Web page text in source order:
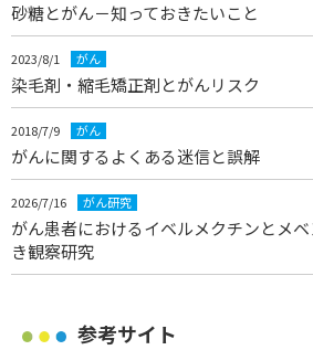
砂糖とがん－知っておきたいこと
2023/8/1 がん
染毛剤・縮毛矯正剤とがんリスク
2018/7/9 がん
がんに関するよくある迷信と誤解
2026/7/16 がん研究
がん患者におけるイベルメクチンとメ
き観察研究
参考サイト